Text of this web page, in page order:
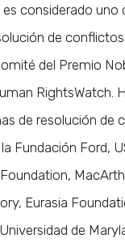
considerado uno
de conflictos
del Premio
RightsWatch.
de resolución de
Fundación Ford,
Eurasia
de